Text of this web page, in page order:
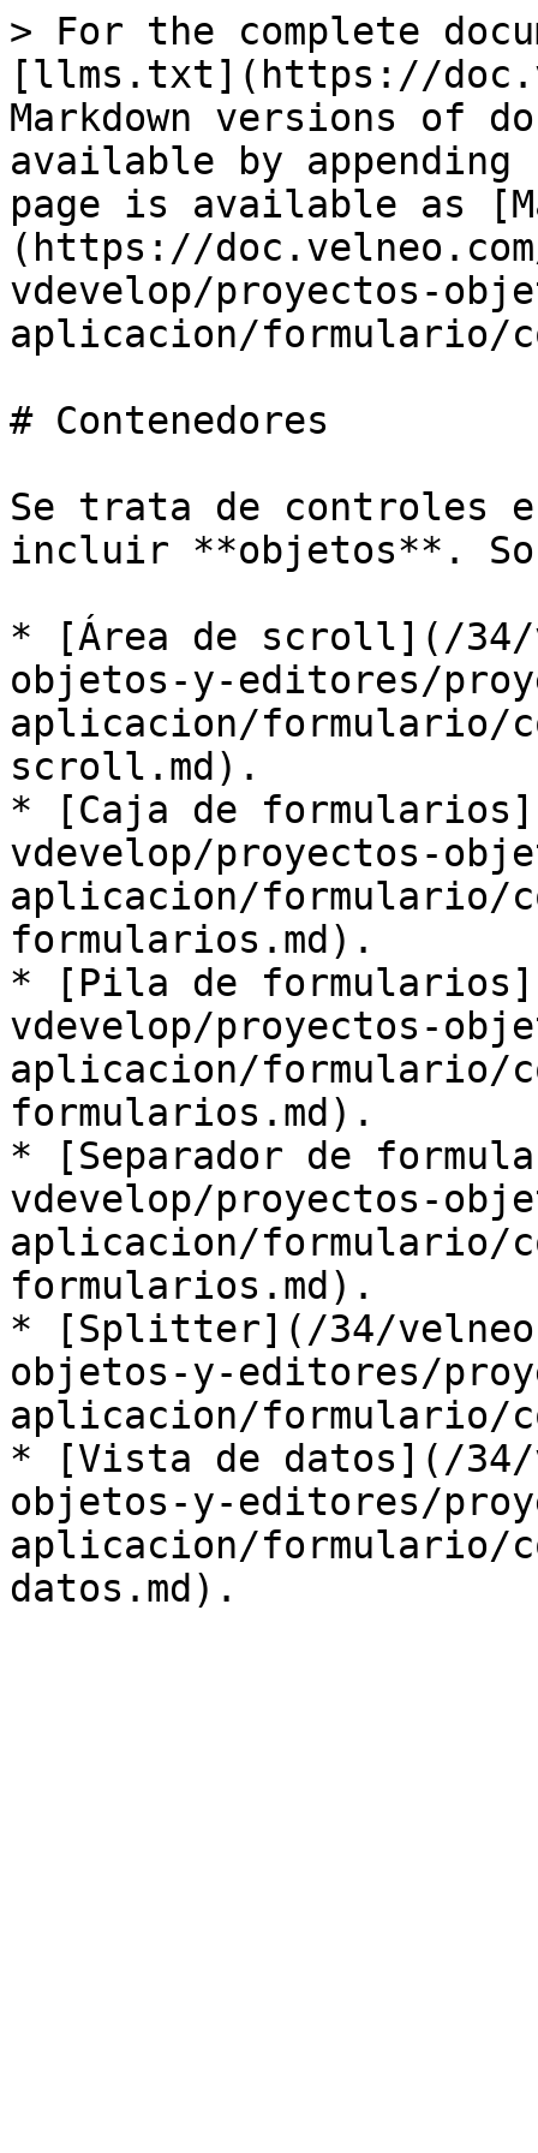
> For the complete
[llms.txt](https://
Markdown versions of
available by
page is available as
(https://
vdevelop/proyectos-
aplicacion/formulario/
# Contenedores
Se trata de controles
incluir **objetos**.
* [Área de scroll](/34/
objetos-y-editores/
aplicacion/formulario/
scroll.md).
* [Caja de
vdevelop/proyectos-
aplicacion/formulario/
formularios.md).
* [Pila de
vdevelop/proyectos-
aplicacion/formulario/
formularios.md).
* [Separador de
vdevelop/proyectos-
aplicacion/formulario/
formularios.md).
* [Splitter](/34/
objetos-y-editores/
aplicacion/formulario/
* [Vista de datos](/34/
objetos-y-editores/
aplicacion/formulario/